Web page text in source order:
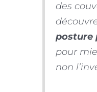
des
posture
pour
non